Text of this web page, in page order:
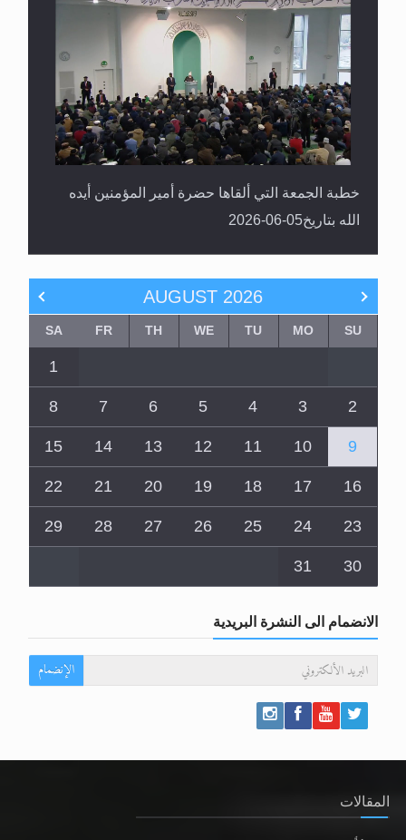
خطبة الجمعة التي ألقاها حضرة أمير المؤمنين أيده
الله بتاريخ05-06-2026
AUGUST 2026
SU
MO
TU
WE
TH
FR
SA
1
2
3
4
5
6
7
8
9
10
11
12
13
14
15
16
17
18
19
20
21
22
23
24
25
26
27
28
29
30
31
الانضمام الى النشرة البريدية
الإنضمام
المقالات